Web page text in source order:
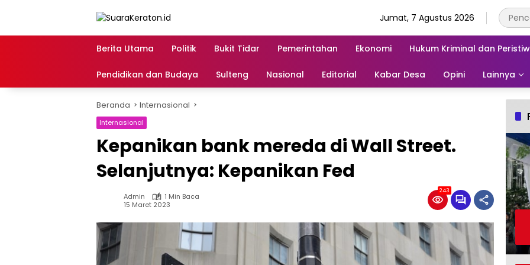
Jumat, 7 Agustus 2026
Berita Utama Politik Bukit Tidar Pemerintahan Ekonomi Hukum Kriminal dan
Pendidikan dan Budaya Sulteng Nasional Editorial Kabar Desa Opini Lainnya
Beranda Internasional
Internasional
Kepanikan bank mereda di Wall Street.
Selanjutnya: Kepanikan Fed
Admin
1 Min Baca
15 Maret 2023
243